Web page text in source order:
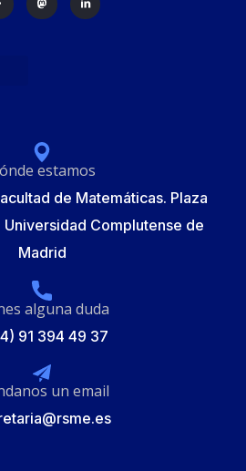
estamos
de Matemáticas. Plaza
Universidad Complutense de
Madrid
alguna duda
91 394 49 37
un email